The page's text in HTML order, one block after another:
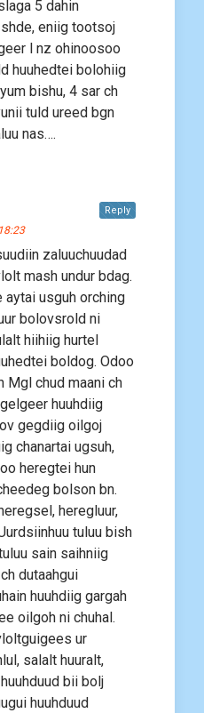
5 dahin
eniig tootsoj
l nz ohinoosoo
huuhedtei bolohiig
bishu, 4 sar ch
tuld ureed bgn
nas….
zaluuchuudad
mash undur bdag.
aytai usguh orching
bolovsrold ni
hiihiig hurtel
boldog. Odoo
Mgl chud maani ch
huuhdiig
gegdiig oilgoj
chanartai ugsuh,
heregtei hun
bolson bn.
heregluur,
tuluu bish
sain saihniig
dutaahgui
huuhdiig gargah
oilgoh ni chuhal.
ur
salalt huuralt,
bii bolj
huuhduud
Reply